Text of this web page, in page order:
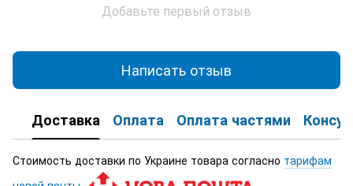
Добавьте первый отзыв
Написать отзыв
Доставка Оплата Оплата частями
Стоимость доставки по Украине товара согласно тарифам